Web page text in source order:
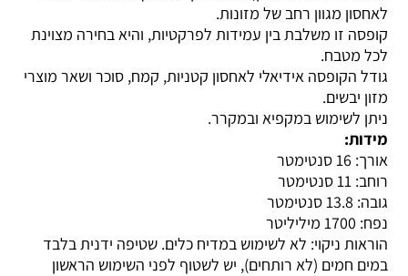
לאחסון מגוון רחב של מזונות.
קופסה זו משלבת בין עמידות לפרקטיות, והיא בחירה מצוינת
לכל מטבח.
גודל הקופסה אידיאלי לאחסון קטניות, קמח, סוכר ושאר מוצרי
מזון יבשים.
ניתן לשימוש במקפיא ובמקרר.
מידות:
אורך: 16 סנטימטר
רוחב: 11 סנטימטר
גובה: 13.8 סנטימטר
נפח: 1700 מיליליטר
הוראות ניקוי: לא לשימוש במדיח כלים. שטיפה ידנית בלבד
במים חמים (לא רותחים), יש לשטוף לפני השימוש הראשון